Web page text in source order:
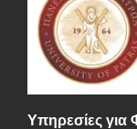
Υπηρεσίες για